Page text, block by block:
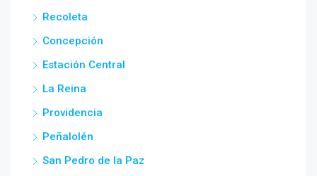
Recoleta
Concepción
Estación Central
La Reina
Providencia
Peñalolén
San Pedro de la Paz